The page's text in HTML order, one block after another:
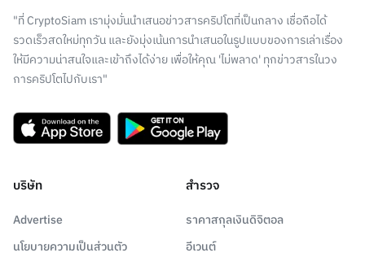
"ที่ CryptoSiam เรามุ่งมั่นนำเสนอข่าวสารคริปโตที่เป็นกลาง เชื่อถือได้
รวดเร็วสดใหม่ทุกวัน และยังมุ่งเน้นการนำเสนอในรูปแบบของการเล่าเรื่อง
ให้มีความน่าสนใจและเข้าถึงได้ง่าย เพื่อให้คุณ 'ไม่พลาด' ทุกข่าวสารในวง
การคริปโตไปกับเรา"
บริษัท
Advertise
นโยบายความเป็นส่วนตัว
สำรวจ
ราคาสกุลเงินดิจิตอล
อีเวนต์